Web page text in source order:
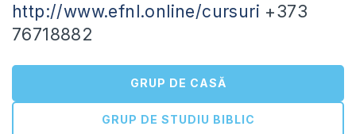
http://www.efnl.online/cursuri +373
76718882
GRUP DE CASĂ
GRUP DE STUDIU BIBLIC